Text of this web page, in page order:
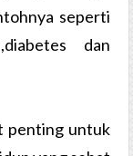
seperti
dan
penting untuk